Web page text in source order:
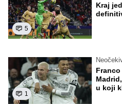
5
Kraj
1
u koji